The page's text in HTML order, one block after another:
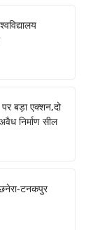
पर बड़ा एक्शन,दो
निर्माण सील
टनकपुर